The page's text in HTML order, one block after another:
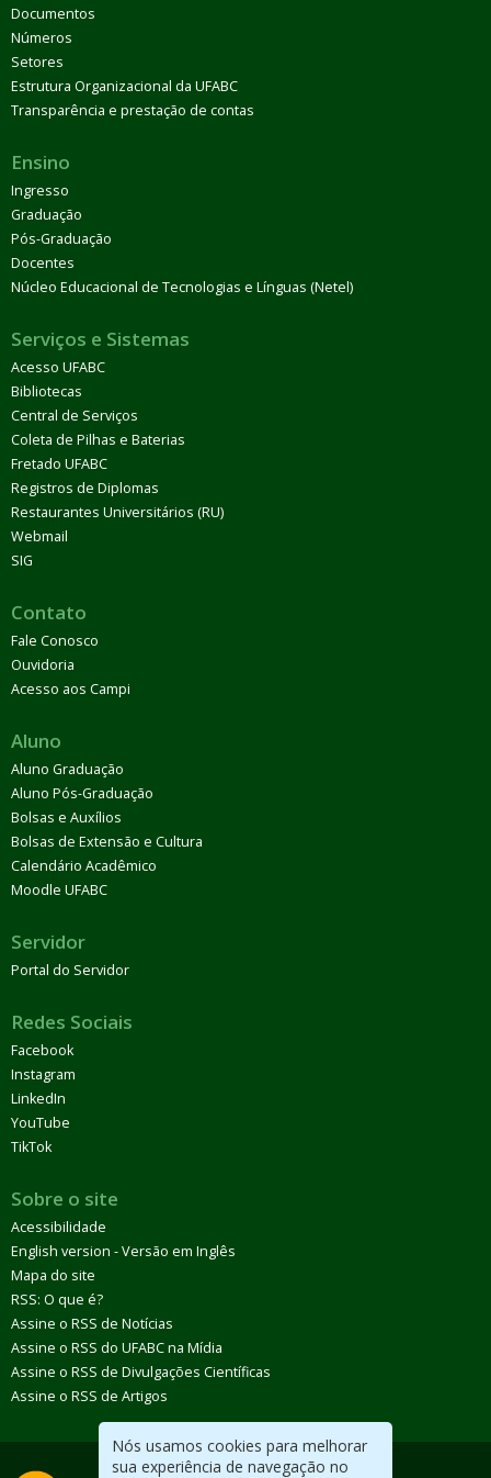
Nós usamos cookies para melhorar
sua experiência de navegação no
Documentos
Números
Setores
Estrutura Organizacional da UFABC
Transparência e prestação de contas
Ensino
Ingresso
Graduação
Pós-Graduação
Docentes
Núcleo Educacional de Tecnologias e Línguas (Netel)
Serviços e Sistemas
Acesso UFABC
Bibliotecas
Central de Serviços
Coleta de Pilhas e Baterias
Fretado UFABC
Registros de Diplomas
Restaurantes Universitários (RU)
Webmail
SIG
Contato
Fale Conosco
Ouvidoria
Acesso aos Campi
Aluno
Aluno Graduação
Aluno Pós-Graduação
Bolsas e Auxílios
Bolsas de Extensão e Cultura
Calendário Acadêmico
Moodle UFABC
Servidor
Portal do Servidor
Redes Sociais
Facebook
Instagram
LinkedIn
YouTube
TikTok
Sobre o site
Acessibilidade
English version - Versão em Inglês
Mapa do site
RSS: O que é?
Assine o RSS de Notícias
Assine o RSS do UFABC na Mídia
Assine o RSS de Divulgações Científicas
Assine o RSS de Artigos